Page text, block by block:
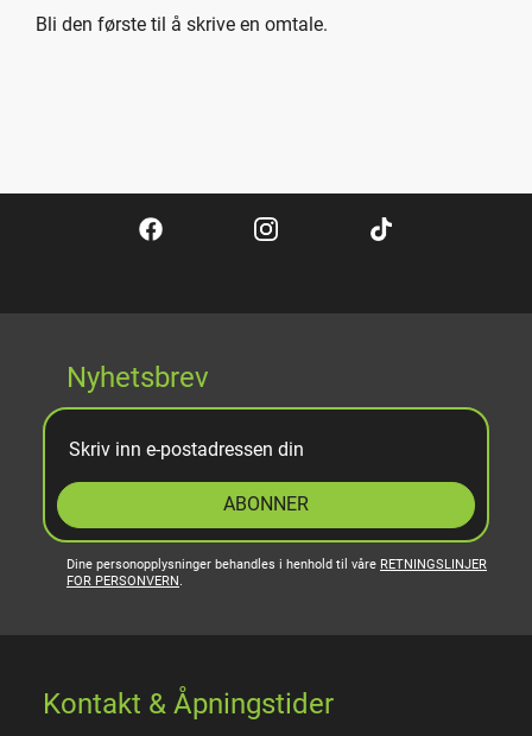
Bli den første til å skrive en omtale.
Nyhetsbrev
ABONNER
Dine personopplysninger behandles i henhold til våre RETNINGSLINJER
FOR PERSONVERN.
Kontakt & Åpningstider